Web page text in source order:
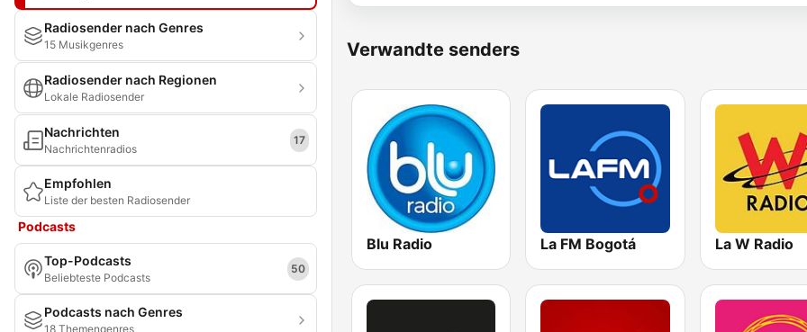
Radiosender nach Genres
15 Musikgenres
Radiosender nach Regionen
Lokale Radiosender
Nachrichten
Nachrichtenradios
17
Empfohlen
Liste der besten Radiosender
Podcasts
Top-Podcasts
Beliebteste Podcasts
50
Podcasts nach Genres
18 Themengenres
Verwandte senders
Blu Radio La FM Bogotá La W Radio